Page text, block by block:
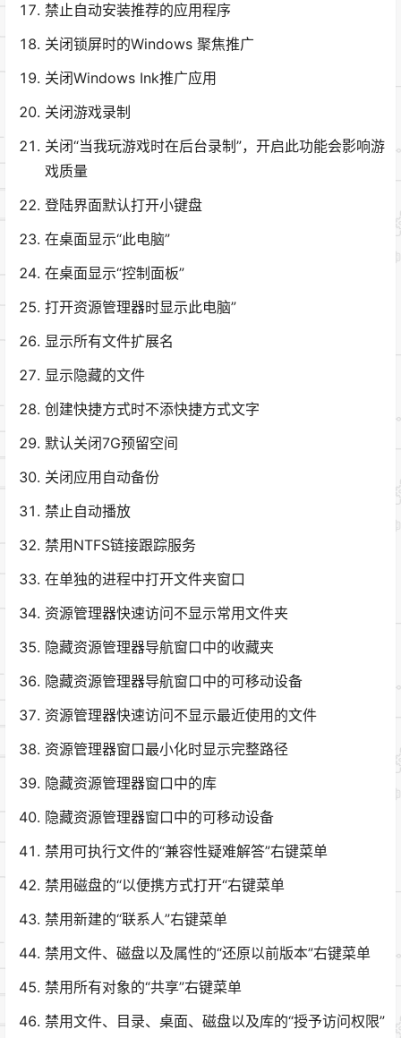
禁止自动安装推荐的应用程序
关闭锁屏时的Windows 聚焦推广
关闭Windows Ink推广应用
关闭游戏录制
关闭“当我玩游戏时在后台录制”，开启此功能会影响游
戏质量
登陆界面默认打开小键盘
在桌面显示“此电脑”
在桌面显示“控制面板”
打开资源管理器时显示此电脑”
显示所有文件扩展名
显示隐藏的文件
创建快捷方式时不添快捷方式文字
默认关闭7G预留空间
关闭应用自动备份
禁止自动播放
禁用NTFS链接跟踪服务
在单独的进程中打开文件夹窗口
资源管理器快速访问不显示常用文件夹
隐藏资源管理器导航窗口中的收藏夹
隐藏资源管理器导航窗口中的可移动设备
资源管理器快速访问不显示最近使用的文件
资源管理器窗口最小化时显示完整路径
隐藏资源管理器窗口中的库
隐藏资源管理器窗口中的可移动设备
禁用可执行文件的“兼容性疑难解答”右键菜单
禁用磁盘的“以便携方式打开“右键菜单
禁用新建的“联系人”右键菜单
禁用文件、磁盘以及属性的“还原以前版本”右键菜单
禁用所有对象的“共享”右键菜单
禁用文件、目录、桌面、磁盘以及库的“授予访问权限”